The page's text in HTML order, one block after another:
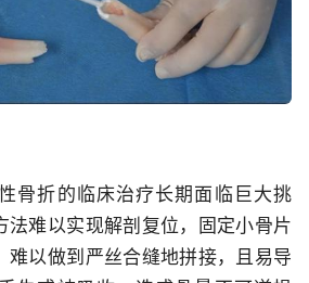
骨折的临床治疗长期面临巨大挑
法难以实现解剖复位，固定小骨片
难以做到严丝合缝地拼接，且易导